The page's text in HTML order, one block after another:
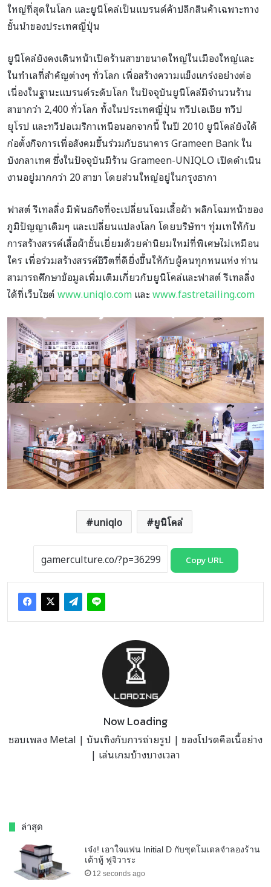
ใหญ่ที่สุดในโลก และยูนิโคล่เป็นแบรนด์ค้าปลีกสินค้าเฉพาะทาง
ชั้นนำของประเทศญี่ปุ่น
ยูนิโคล่ยังคงเดินหน้าเปิดร้านสาขาขนาดใหญ่ในเมืองใหญ่และ
ในทำเลที่สำคัญต่างๆ ทั่วโลก เพื่อสร้างความแข็งแกร่งอย่างต่อ
เนื่องในฐานะแบรนด์ระดับโลก ในปัจจุบันยูนิโคล่มีจำนวนร้าน
สาขากว่า 2,400 ทั่วโลก ทั้งในประเทศญี่ปุ่น ทวีปเอเชีย ทวีป
ยุโรป และทวีปอเมริกาเหนือนอกจากนี้ ในปี 2010 ยูนิโคล่ยังได้
ก่อตั้งกิจการเพื่อสังคมขึ้นร่วมกับธนาคาร Grameen Bank ใน
บังกลาเทศ ซึ่งในปัจจุบันมีร้าน Grameen-UNIQLO เปิดดำเนิน
งานอยู่มากกว่า 20 สาขา โดยส่วนใหญ่อยู่ในกรุงธากา
ฟาสต์ รีเทลลิ่ง มีพันธกิจที่จะเปลี่ยนโฉมเสื้อผ้า พลิกโฉมหน้าของ
ภูมิปัญญาเดิมๆ และเปลี่ยนแปลงโลก โดยบริษัทฯ ทุ่มเทให้กับ
การสร้างสรรค์เสื้อผ้าชั้นเยี่ยมด้วยค่านิยมใหม่ที่พิเศษไม่เหมือน
ใคร เพื่อร่วมสร้างสรรค์ชีวิตที่ดียิ่งขึ้นให้กับผู้คนทุกหนแห่ง ท่าน
สามารถศึกษาข้อมูลเพิ่มเติมเกี่ยวกับยูนิโคล่และฟาสต์ รีเทลลิ่ง
ได้ที่เว็บไซต์www.uniqlo.comและwww.fastretailing.com
uniqlo ยูนิโคล่
Copy URL
Now Loading
ชอบเพลง Metal | บันเทิงกับการถ่ายรูป | ของโปรดคือเนื้อย่าง
| เล่นเกมบ้างบางเวลา
ล่าสุด
เจ๋ง! เอาใจแฟน Initial D กับชุดโมเดลจำลองร้าน
เต้าหู้ ฟูจิวาระ
12 seconds ago